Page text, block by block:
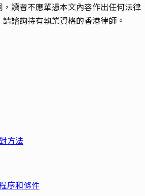
讀者不應單憑本文內容作出任何法律
諮詢持有執業資格的香港律師。
方法
序和條件